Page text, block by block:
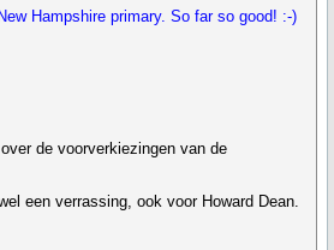
Hampshire primary. So far so good! :-)
de voorverkiezingen van de
een verrassing, ook voor Howard Dean.